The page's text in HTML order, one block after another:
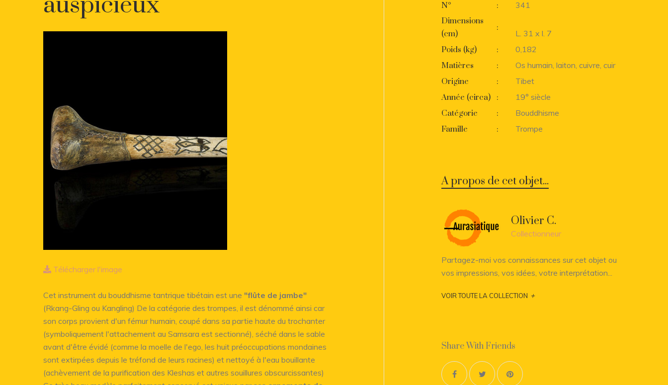
Télécharger l'image
Cet instrument du bouddhisme tantrique tibétain est une "flûte de jambe"
(Rkang-Gling ou Kangling) De la catégorie des trompes, il est dénommé ainsi car
son corps provient d'un fémur humain, coupé dans sa partie haute du trochanter
(symboliquement l'attachement au Samsara est sectionné), séché dans le sable
avant d'être évidé (comme la moelle de l'ego, les huit préoccupations mondaines
sont extirpées depuis le tréfond de leurs racines) et nettoyé à l'eau bouillante
(achèvement de la purification des Kleshas et autres souillures obscurcissantes)
N° :
341
Dimensions
(cm)
:
L. 31 x l. 7
Poids (kg)
:
0,182
Matières
:
Os humain, laiton, cuivre, cuir
Origine
:
Tibet
Année (circa)
:
19° siècle
Catégorie
:
Bouddhisme
Famille
: Trompe
A propos de cet objet...
Olivier C.
Collectionneur
Partagez-moi vos connaissances sur cet objet ou
vos impressions, vos idées, votre interprétation...
VOIR TOUTE LA COLLECTION +
Share With Friends